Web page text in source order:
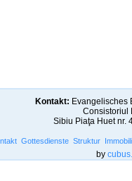
Kontakt: Evangelisches
Consistoriul
Sibiu Piaţa Huet nr.
Gottesdienste Struktur
by